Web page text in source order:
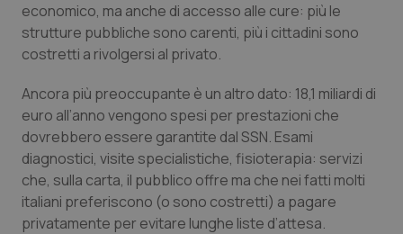
Lombardia
Marche
Molise
Piemonte
Provincia Autonoma di Bolzano
Dolore
Donna & Salute
Epatiti
HIV
Infezioni & Febbre
economico, ma anche di accesso alle cure: più le
strutture pubbliche sono carenti, più i cittadini sono
costretti a rivolgersi al privato.
Ancora più preoccupante è un altro dato: 18,1 miliardi di
euro all’anno vengono spesi per prestazioni che
dovrebbero essere garantite dal SSN. Esami
diagnostici, visite specialistiche, fisioterapia: servizi
che, sulla carta, il pubblico offre ma che nei fatti molti
italiani preferiscono (o sono costretti) a pagare
privatamente per evitare lunghe liste d’attesa.